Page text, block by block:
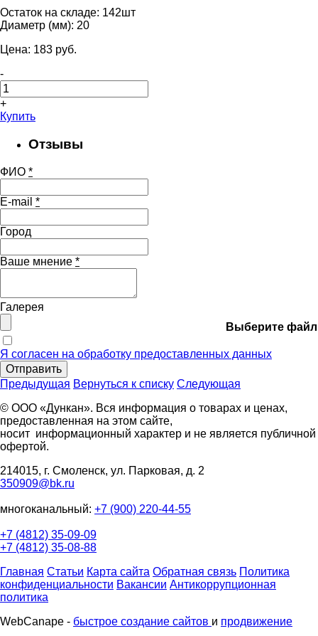
Остаток на складе: 142шт
Диаметр (мм): 20
Цена: 183 pуб.
-
+
Купить
Отзывы
ФИО *
E-mail *
Город
Ваше мнение *
Галерея
Выберите файл
Я согласен на обработку предоставленных данных
Отправить
Предыдущая Вернуться к списку Следующая
© ООО «Дункан». Вся информация о товарах и ценах,
предоставленная на этом сайте,
носит информационный характер и не является публичной
офертой.
214015, г. Смоленск, ул. Парковая, д. 2
350909@bk.ru
многоканальный: +7 (900) 220-44-55
+7 (4812) 35-09-09
+7 (4812) 35-08-88
Главная Статьи Карта сайта Обратная связь Политика
конфиденциальности Вакансии Антикоррупционная
политика
WebCanape - быстрое создание сайтов и продвижение